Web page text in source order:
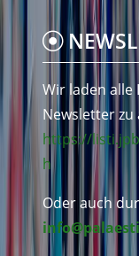
Wir laden
Newsletter
https://
h
Oder auch